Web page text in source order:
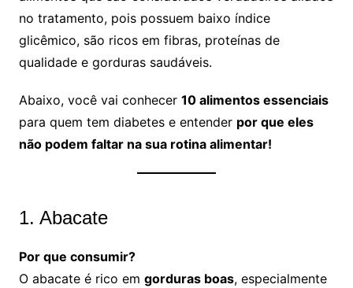
no tratamento, pois possuem baixo índice
glicêmico, são ricos em fibras, proteínas de
qualidade e gorduras saudáveis.
Abaixo, você vai conhecer 10 alimentos essenciais
para quem tem diabetes e entender por que eles
não podem faltar na sua rotina alimentar!
1. Abacate
Por que consumir?
O abacate é rico em gorduras boas, especialmente